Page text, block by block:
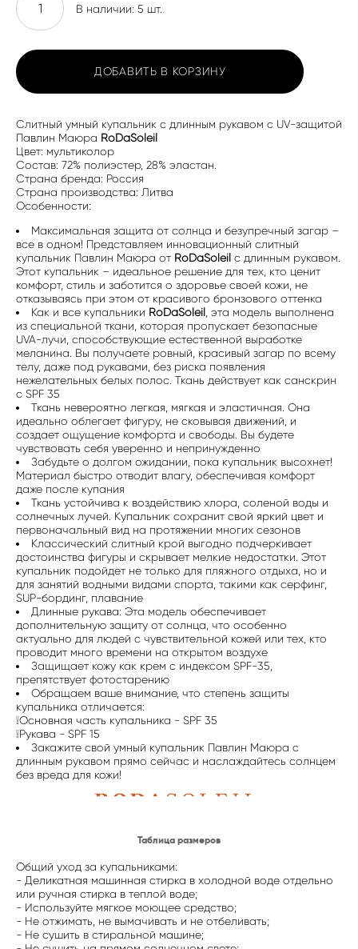
В наличии: 5 шт.
ДОБАВИТЬ В КОРЗИНУ
Слитный умный купальник с длинным рукавом с UV-защитой
Павлин Маюра RoDaSoleil
Цвет: мультиколор
Состав: 72% полиэстер, 28% эластан.
Страна бренда: Россия
Страна производства: Литва
Особенности:
Максимальная защита от солнца и безупречный загар –
все в одном! Представляем инновационный слитный
купальник Павлин Маюра от RoDaSoleil с длинным рукавом.
Этот купальник – идеальное решение для тех, кто ценит
комфорт, стиль и заботится о здоровье своей кожи, не
отказываясь при этом от красивого бронзового оттенка
Как и все купальники RoDaSoleil , эта модель выполнена
из специальной ткани, которая пропускает безопасные
UVA-лучи, способствующие естественной выработке
меланина. Вы получаете ровный, красивый загар по всему
телу, даже под рукавами, без риска появления
нежелательных белых полос. Ткань действует как санскрин
с SPF 35
Ткань невероятно легкая, мягкая и эластичная. Она
идеально облегает фигуру, не сковывая движений, и
создает ощущение комфорта и свободы. Вы будете
чувствовать себя уверенно и непринужденно
Забудьте о долгом ожидании, пока купальник высохнет!
Материал быстро отводит влагу, обеспечивая комфорт
даже после купания
Ткань устойчива к воздействию хлора, соленой воды и
солнечных лучей. Купальник сохранит свой яркий цвет и
первоначальный вид на протяжении многих сезонов
Классический слитный крой выгодно подчеркивает
достоинства фигуры и скрывает мелкие недостатки. Этот
купальник подойдет не только для пляжного отдыха, но и
для занятий водными видами спорта, такими как серфинг,
SUP-бординг, плавание
Длинные рукава: Эта модель обеспечивает
дополнительную защиту от солнца, что особенно
актуально для людей с чувствительной кожей или тех, кто
проводит много времени на открытом воздухе
Защищает кожу как крем с индексом SPF-35,
препятствует фотостарению
Обращаем ваше внимание, что степень защиты
купальника отличается:
❕Основная часть купальника - SPF 35
❕Рукава - SPF 15
Закажите свой умный купальник Павлин Маюра с
длинным рукавом прямо сейчас и наслаждайтесь солнцем
без вреда для кожи!
Таблица размеров
Общий уход за купальниками:
- Деликатная машинная стирка в холодной воде отдельно
или ручная стирка в теплой воде;
- Используйте мягкое моющее средство;
- Не отжимать, не вымачивать и не отбеливать;
- Не сушить в стиральной машине;